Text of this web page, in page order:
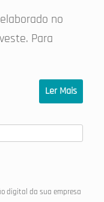
no
Para
Ler Mais
digital da sua empresa